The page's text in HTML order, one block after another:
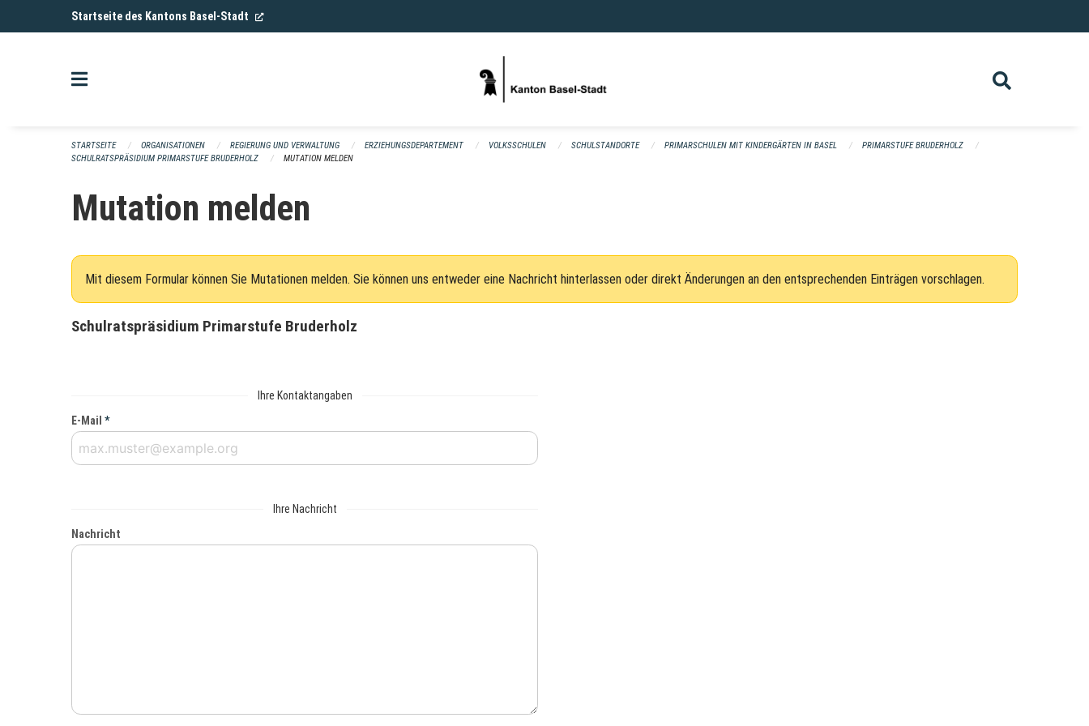
Navigation überspringenStartseite des Kantons Basel-Stadt (External Link)
STARTSEITE ORGANISATIONEN REGIERUNG UND VERWALTUNG ERZIEHUNGSDEPARTEMENT VOLKSSCHULEN SCHULSTANDORTE PRIMARSCHULEN MIT KINDERGÄRTEN IN BASEL
PRIMARSTUFE BRUDERHOLZ
SCHULRATSPRÄSIDIUM PRIMARSTUFE BRUDERHOLZ
MUTATION MELDEN
Mutation melden
Mit diesem Formular können Sie Mutationen melden. Sie können uns entweder eine Nachricht hinterlassen oder direkt Änderungen an den entsprechenden Einträgen vorschlagen.
Schulratspräsidium Primarstufe Bruderholz
Ihre Kontaktangaben
E-Mail *
Ihre Nachricht
Nachricht